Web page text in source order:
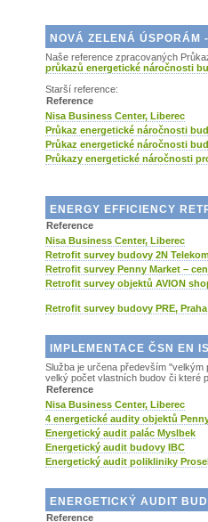
NOVÁ ZELENÁ ÚSPORÁM
Naše reference zpracovaných
průkazů energetické náročnosti
Starší reference:
Reference
Nisa Business Center, Liberec
Průkaz energetické náročnosti
Průkaz energetické náročnosti
Průkazy energetické náročnosti
ENERGY EFFICIENCY
Reference
Nisa Business Center, Liberec
Retrofit survey budovy 2N
Retrofit survey Penny Market –
Retrofit survey objektů AVION
Retrofit survey budovy PRE, Praha
IMPLEMENTACE ČSN EN
Služba je určena především
velký počet vlastních budov či které
Reference
Nisa Business Center, Liberec
4 energetické audity objektů
Energetický audit palác Myslbek
Energetický audit budovy IBC
Energetický audit polikliniky
ENERGETICKÝ AUDIT
Reference